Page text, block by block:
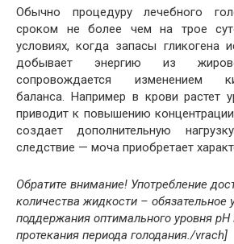
Обычно процедуру лечебного
сроком не более чем на трое
условиях, когда запасы гликогена
добывает энергию из
сопровождается изменением
баланса. Например в крови растет
приводит к повышению
создает дополнительную
следствие — моча приобретает
Обратите внимание! Употребление
количества жидкости – обязательное
поддержания оптимального уровня рН
протекания периода голодания./vrach]